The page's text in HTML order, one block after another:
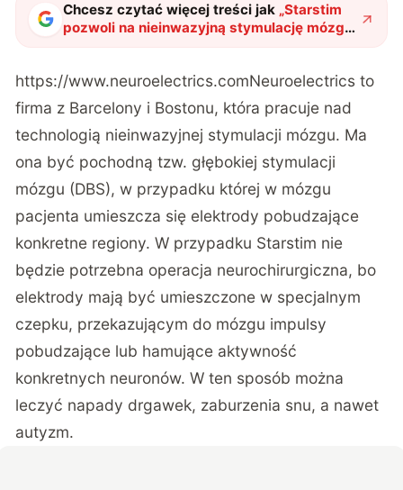
Chcesz czytać więcej treści jak „Starstim
pozwoli na nieinwazyjną stymulację mózgu.
Lepszy od Neuralink?"?
https://www.neuroelectrics.comNeuroelectrics to
firma z Barcelony i Bostonu, która pracuje nad
technologią nieinwazyjnej stymulacji mózgu. Ma
ona być pochodną tzw. głębokiej stymulacji
mózgu (DBS), w przypadku której w mózgu
pacjenta umieszcza się elektrody pobudzające
konkretne regiony. W przypadku Starstim nie
będzie potrzebna operacja neurochirurgiczna, bo
elektrody mają być umieszczone w specjalnym
czepku, przekazującym do mózgu impulsy
pobudzające lub hamujące aktywność
konkretnych neuronów. W ten sposób można
leczyć napady drgawek, zaburzenia snu, a nawet
autyzm.